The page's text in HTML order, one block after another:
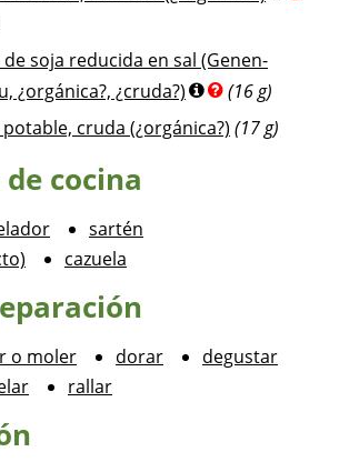
de soja reducida en sal (Genen-
¿orgánica?, ¿cruda?)
(16 g)
cruda (¿orgánica?) (17 g)
cocina
sartén
cazuela
o moler dorar
degustar
rallar